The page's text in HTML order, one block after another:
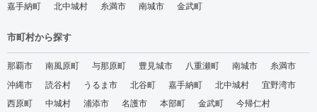
嘉手納町
北中城村 糸満市 南城市 金武町
市町村から探す
那覇市 南風原町 与那原町 豊見城市 八重瀬町 南城市
糸満市
沖縄市
読谷村 うるま市 北谷町 嘉手納町 北中城村
宜野湾市
西原町
中城村 浦添市 名護市 本部町 金武町
今帰仁村